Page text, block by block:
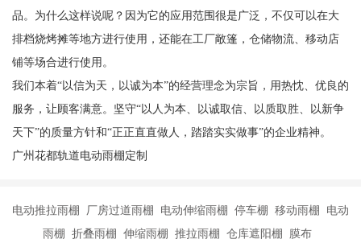
品。为什么这样说呢？因为它的应用范围很是广泛，不仅可以在大
排档烧烤摊等地方进行使用，还能在工厂敞篷，仓储物流、移动店
铺等场合进行使用。
我们本着“以信为天，以诚为本”的经营理念为宗旨，用热忱、优良的
服务，让顾客满意。坚守“以人为本、以诚取信、以质取胜、以新争
天下”的质量方针和“正正直直做人，踏踏实实做事”的企业精神。
广州花都轨道电动雨棚定制
电动推拉雨棚 厂房过道雨棚 电动伸缩雨棚 停车棚 移动雨棚 电动
雨棚 折叠雨棚 伸缩雨棚 推拉雨棚 仓库遮阳棚 膜布